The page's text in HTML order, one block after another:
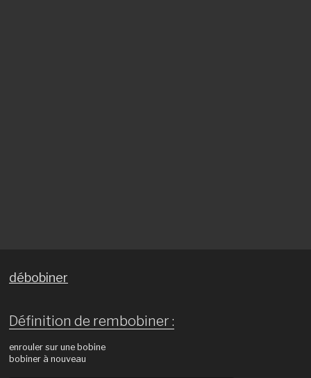
débobiner
Définition de rembobiner :
enrouler sur une bobine
bobiner à nouveau